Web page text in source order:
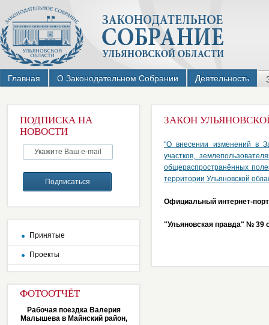
Главная О Законодательном Собрании Деятельность
ПОДПИСКА НА
НОВОСТИ
Принятые
Проекты
ФОТООТЧЁТ
Рабочая поездка Валерия
Малышева в Майнский район,
ЗАКОН
"О внесении изменений в
участков,
общераспространённых
территории Ульяновской
Официальный интернет-
"Ульяновская правда" № 39